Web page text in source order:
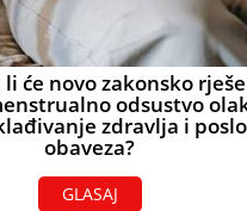
li će novo zakonsko
odsustvo
zdravlja i
obaveza?
GLASAJ